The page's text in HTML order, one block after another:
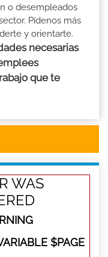
o desempleados
Pídenos más
y orientarte.
necesarias
que te
WAS
$PAGE